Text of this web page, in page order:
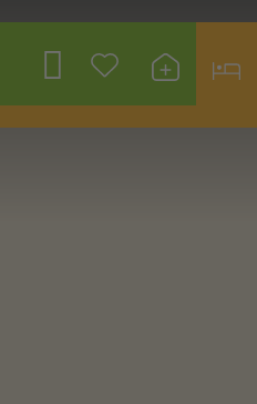
suchen